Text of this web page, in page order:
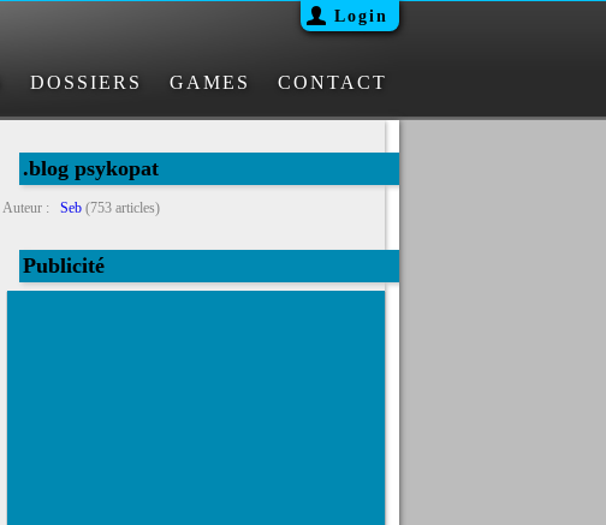
Login
DOSSIERS GAMES CONTACT
.blog psykopat
Auteur : Seb (753 articles)
Publicité